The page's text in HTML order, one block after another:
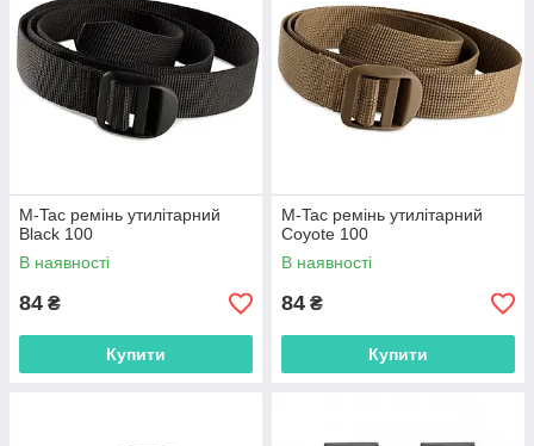
M-Tac ремінь утилітарний
Black 100
В наявності
84 ₴
Купити
M-Tac ремінь утилітарний
Coyote 100
В наявності
84 ₴
Купити